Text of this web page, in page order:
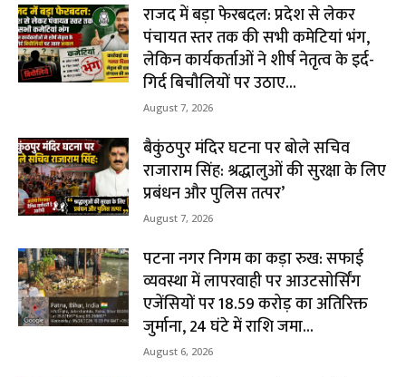
राजद में बड़ा फेरबदल: प्रदेश से लेकर
पंचायत स्तर तक की सभी कमेटियां भंग,
लेकिन कार्यकर्ताओं ने शीर्ष नेतृत्व के इर्द-
गिर्द बिचौलियों पर उठाए...
August 7, 2026
बैकुंठपुर मंदिर घटना पर बोले सचिव
राजाराम सिंह: श्रद्धालुओं की सुरक्षा के लिए
प्रबंधन और पुलिस तत्पर’
August 7, 2026
पटना नगर निगम का कड़ा रुख: सफाई
व्यवस्था में लापरवाही पर आउटसोर्सिंग
एजेंसियों पर ₹18.59 करोड़ का अतिरिक्त
जुर्माना, 24 घंटे में राशि जमा...
August 6, 2026